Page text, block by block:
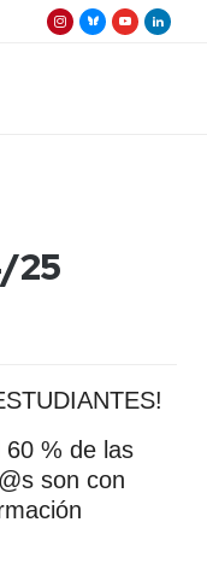
25
% de las
son con